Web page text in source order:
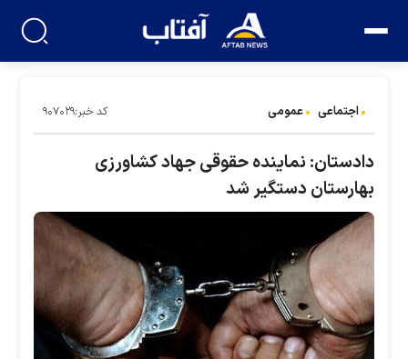
اجتماعی عمومی کد خبر:۹۰۷۰۲۹
دادستان: نماینده حقوقی جهاد کشاورزی
بهارستان دستگیر شد